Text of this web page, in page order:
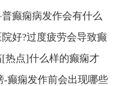
癫痫病发作会有什么
好?过度疲劳会导致癫
热点]什么样的癫痫才
-癫痫发作前会出现哪些